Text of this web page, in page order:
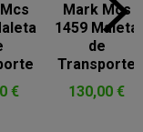
€
Mark Mcs
1459 Maleta
de
Transporte
130,00 €